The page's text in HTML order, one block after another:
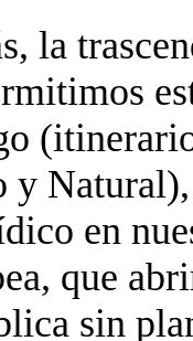
la
Natural),
en
que
sin